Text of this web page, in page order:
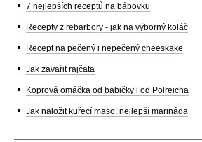
7 nejlepších receptů na bábovku
Recepty z rebarbory - jak na výborný koláč
Recept na pečený i nepečený cheeskake
Jak zavařit rajčata
Koprová omáčka od babičky i od Polreicha
Jak naložit kuřecí maso: nejlepší marináda